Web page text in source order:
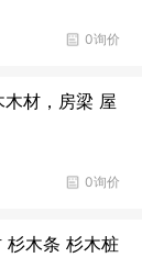
0询价
材，房梁 屋
0询价
杉木条 杉木桩